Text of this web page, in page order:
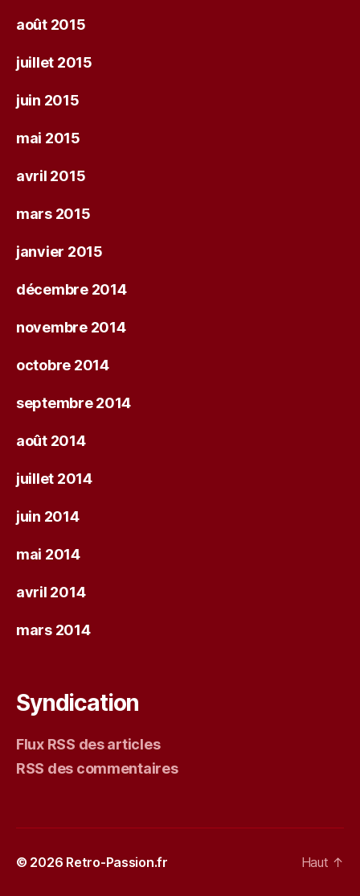
août 2015
juillet 2015
juin 2015
mai 2015
avril 2015
mars 2015
janvier 2015
décembre 2014
novembre 2014
octobre 2014
septembre 2014
août 2014
juillet 2014
juin 2014
mai 2014
avril 2014
mars 2014
Syndication
Flux RSS des articles
RSS des commentaires
© 2026 Retro-Passion.fr Haut ↑